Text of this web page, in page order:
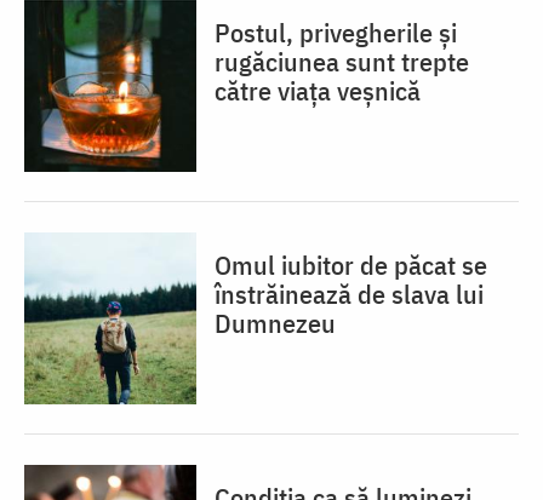
Postul, privegherile și
rugăciunea sunt trepte
către viața veșnică
Omul iubitor de păcat se
înstrăinează de slava lui
Dumnezeu